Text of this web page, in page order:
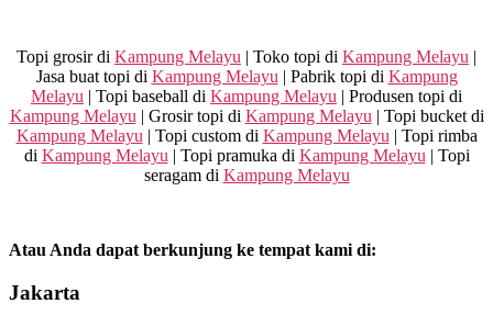
Topi grosir di Kampung Melayu | Toko topi di Kampung Melayu |
Jasa buat topi di Kampung Melayu | Pabrik topi di Kampung
Melayu | Topi baseball di Kampung Melayu | Produsen topi di
Kampung Melayu | Grosir topi di Kampung Melayu | Topi bucket di
Kampung Melayu | Topi custom di Kampung Melayu | Topi rimba
di Kampung Melayu | Topi pramuka di Kampung Melayu | Topi
seragam di Kampung Melayu
Atau Anda dapat berkunjung ke tempat kami di:
Jakarta